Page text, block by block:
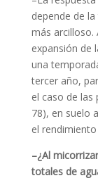
depende de
más arcilloso.
expansión de
una
tercer año,
el caso de
78), en suelo
el
–¿Al
totales de